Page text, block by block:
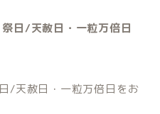
日/天赦日・一粒万倍日
/天赦日・一粒万倍日をお